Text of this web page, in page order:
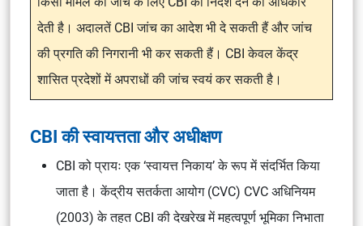
देती है। अदालतें CBI जांच का आदेश भी दे सकती हैं और जांच
की प्रगति की निगरानी भी कर सकती हैं। CBI केवल केंद्र
शासित प्रदेशों में अपराधों की जांच स्वयं कर सकती है।
CBI की स्वायत्तता और अधीक्षण
CBI को प्रायः एक ‘स्वायत्त निकाय’ के रूप में संदर्भित किया
जाता है। केंद्रीय सतर्कता आयोग (CVC) CVC अधिनियम
(2003) के तहत CBI की देखरेख में महत्वपूर्ण भूमिका निभाता